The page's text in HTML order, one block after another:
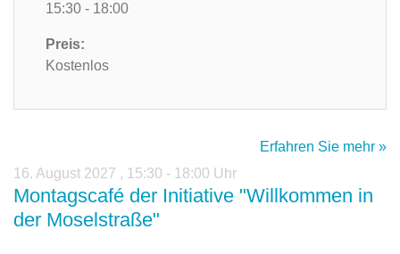
15:30 - 18:00
Preis:
Kostenlos
Erfahren Sie mehr »
16. August 2027 , 15:30 - 18:00 Uhr
Montagscafé der Initiative "Willkommen in
der Moselstraße"